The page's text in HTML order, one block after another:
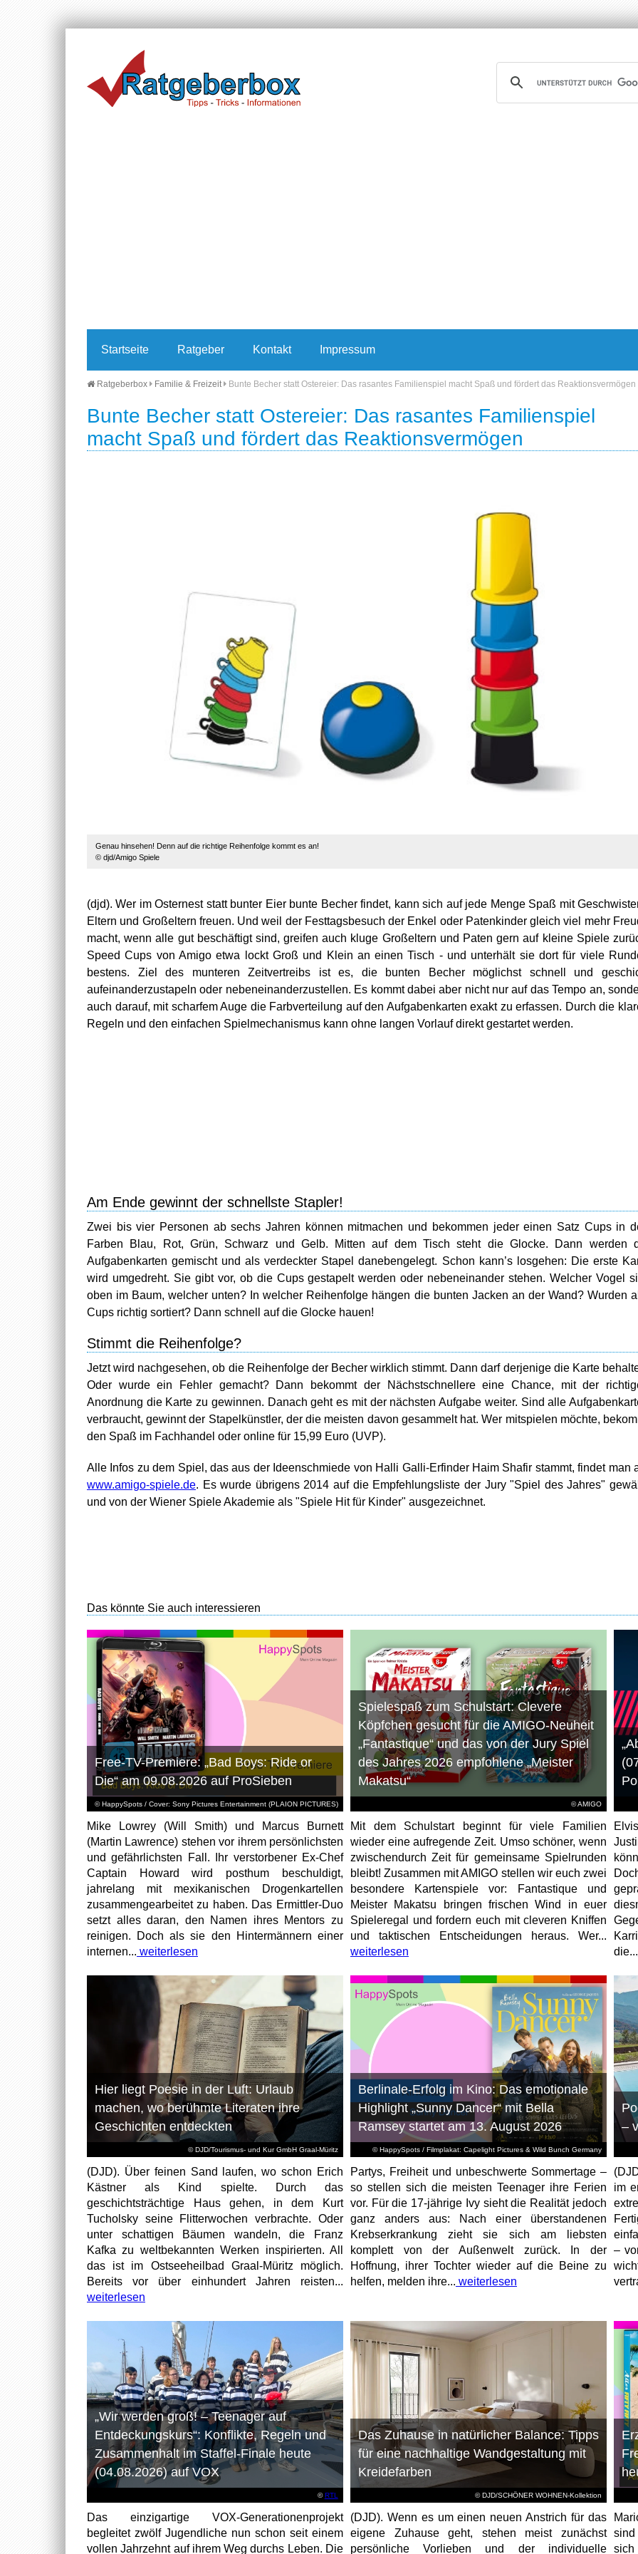
Startseite Ratgeber Kontakt Impressum
Ratgeberbox Familie & Freizeit Bunte Becher statt Ostereier: Das rasantes Familienspiel macht Spaß und fördert das Reaktionsvermögen
Bunte Becher statt Ostereier: Das rasantes Familienspiel
macht Spaß und fördert das Reaktionsvermögen
Genau hinsehen! Denn auf die richtige Reihenfolge kommt es an!
© djd/Amigo Spiele
(djd). Wer im Osternest statt bunter Eier bunte Becher findet, kann sich auf jede Menge Spaß mit
Eltern und Großeltern freuen. Und weil der Festtagsbesuch der Enkel oder Patenkinder gleich viel mehr
macht, wenn alle gut beschäftigt sind, greifen auch kluge Großeltern und Paten gern auf kleine Spiele
Speed Cups von Amigo etwa lockt Groß und Klein an einen Tisch - und unterhält sie dort für viele
bestens. Ziel des munteren Zeitvertreibs ist es, die bunten Becher möglichst schnell und
aufeinanderzustapeln oder nebeneinanderzustellen. Es kommt dabei aber nicht nur auf das Tempo an,
auch darauf, mit scharfem Auge die Farbverteilung auf den Aufgabenkarten exakt zu erfassen. Durch die
Regeln und den einfachen Spielmechanismus kann ohne langen Vorlauf direkt gestartet werden.
Am Ende gewinnt der schnellste Stapler!
Zwei bis vier Personen ab sechs Jahren können mitmachen und bekommen jeder einen Satz Cups in
Farben Blau, Rot, Grün, Schwarz und Gelb. Mitten auf dem Tisch steht die Glocke. Dann werden
Aufgabenkarten gemischt und als verdeckter Stapel danebengelegt. Schon kann’s losgehen: Die erste
wird umgedreht. Sie gibt vor, ob die Cups gestapelt werden oder nebeneinander stehen. Welcher Vogel
oben im Baum, welcher unten? In welcher Reihenfolge hängen die bunten Jacken an der Wand? Wurden
Cups richtig sortiert? Dann schnell auf die Glocke hauen!
Stimmt die Reihenfolge?
Jetzt wird nachgesehen, ob die Reihenfolge der Becher wirklich stimmt. Dann darf derjenige die Karte
Oder wurde ein Fehler gemacht? Dann bekommt der Nächstschnellere eine Chance, mit der
Anordnung die Karte zu gewinnen. Danach geht es mit der nächsten Aufgabe weiter. Sind alle
verbraucht, gewinnt der Stapelkünstler, der die meisten davon gesammelt hat. Wer mitspielen möchte,
den Spaß im Fachhandel oder online für 15,99 Euro (UVP).
Alle Infos zu dem Spiel, das aus der Ideenschmiede von Halli Galli-Erfinder Haim Shafir stammt, findet man
www.amigo-spiele.de. Es wurde übrigens 2014 auf die Empfehlungsliste der Jury "Spiel des Jahres"
und von der Wiener Spiele Akademie als "Spiele Hit für Kinder" ausgezeichnet.
Das könnte Sie auch interessieren
© HappySpots / Cover: Sony Pictures Entertainment (PLAION PICTURES)
Free-TV-Premiere: „Bad Boys: Ride or
Die“ am 09.08.2026 auf ProSieben
Mike Lowrey (Will Smith) und Marcus Burnett
(Martin Lawrence) stehen vor ihrem persönlichsten
und gefährlichsten Fall. Ihr verstorbener Ex-Chef
Captain Howard wird posthum beschuldigt,
jahrelang mit mexikanischen Drogenkartellen
zusammengearbeitet zu haben. Das Ermittler-Duo
setzt alles daran, den Namen ihres Mentors zu
reinigen. Doch als sie den Hintermännern einer
internen... weiterlesen
© AMIGO
Spielespaß zum Schulstart: Clevere
Köpfchen gesucht für die AMIGO-Neuheit
„Fantastique“ und das von der Jury Spiel
des Jahres 2026 empfohlene „Meister
Makatsu“
Mit dem Schulstart beginnt für viele Familien
wieder eine aufregende Zeit. Umso schöner, wenn
zwischendurch Zeit für gemeinsame Spielrunden
bleibt! Zusammen mit AMIGO stellen wir euch zwei
besondere Kartenspiele vor: Fantastique und
Meister Makatsu bringen frischen Wind in euer
Spieleregal und fordern euch mit cleveren Kniffen
und taktischen Entscheidungen heraus. Wer...
weiterlesen
die...
© DJD/Tourismus- und Kur GmbH Graal-Müritz
Hier liegt Poesie in der Luft: Urlaub
machen, wo berühmte Literaten ihre
Geschichten entdeckten
(DJD). Über feinen Sand laufen, wo schon Erich
Kästner als Kind spielte. Durch das
geschichtsträchtige Haus gehen, in dem Kurt
Tucholsky seine Flitterwochen verbrachte. Oder
unter schattigen Bäumen wandeln, die Franz
Kafka zu weltbekannten Werken inspirierten. All
das ist im Ostseeheilbad Graal-Müritz möglich.
Bereits vor über einhundert Jahren reisten...
weiterlesen
© HappySpots / Filmplakat: Capelight Pictures & Wild Bunch Germany
Berlinale-Erfolg im Kino: Das emotionale
Highlight „Sunny Dancer“ mit Bella
Ramsey startet am 13. August 2026
Partys, Freiheit und unbeschwerte Sommertage –
so stellen sich die meisten Teenager ihre Ferien
vor. Für die 17-jährige Ivy sieht die Realität jedoch
ganz anders aus: Nach einer überstandenen
Krebserkrankung zieht sie sich am liebsten
komplett von der Außenwelt zurück. In der
Hoffnung, ihrer Tochter wieder auf die Beine zu
helfen, melden ihre... weiterlesen
–
im
–
©RTL
„Wir werden groß! – Teenager auf
Entdeckungskurs“: Konflikte, Regeln und
Zusammenhalt im Staffel-Finale heute
(04.08.2026) auf VOX
Das einzigartige VOX-Generationenprojekt
begleitet zwölf Jugendliche nun schon seit einem
vollen Jahrzehnt auf ihrem Weg durchs Leben. Die
© DJD/SCHÖNER WOHNEN-Kollektion
Das Zuhause in natürlicher Balance: Tipps
für eine nachhaltige Wandgestaltung mit
Kreidefarben
(DJD). Wenn es um einen neuen Anstrich für das
eigene Zuhause geht, stehen meist zunächst
persönliche Vorlieben und der individuelle
sind
sich